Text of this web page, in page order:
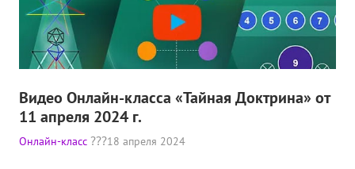
Видео Онлайн-класса «Тайная Доктрина» от
11 апреля 2024 г.
Онлайн-класс 18 апреля 2024